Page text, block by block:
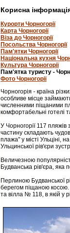
Корисна
Курорти Чорногорії
Карта Чорногорії
Віза до Чорногорії
Посольства Чорногорії
Пам'ятки Чорногорії
Національна кухня
Культура Чорногорії
Пам'ятка туристу -
Фото Чорногорії
Чорногорія - країна
особливе місце
численними піщаними
комфортабельні готелі
У Чорногорії 117
частину складають
плажа" у місті Ульціні,
Ульцинської рів'єри
Величезною
Будванська рів'єра, яка
Перлиною Будванської
берегом піщаною косою.
та вілла № 118, в якій у